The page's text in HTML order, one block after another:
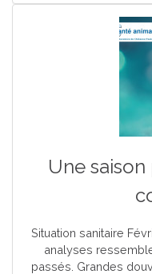
Une
Situation sanitaire
analyses
passés. Grandes